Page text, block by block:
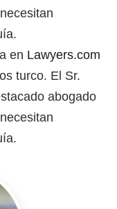
en Lawyers.com
turco. El Sr.
abogado